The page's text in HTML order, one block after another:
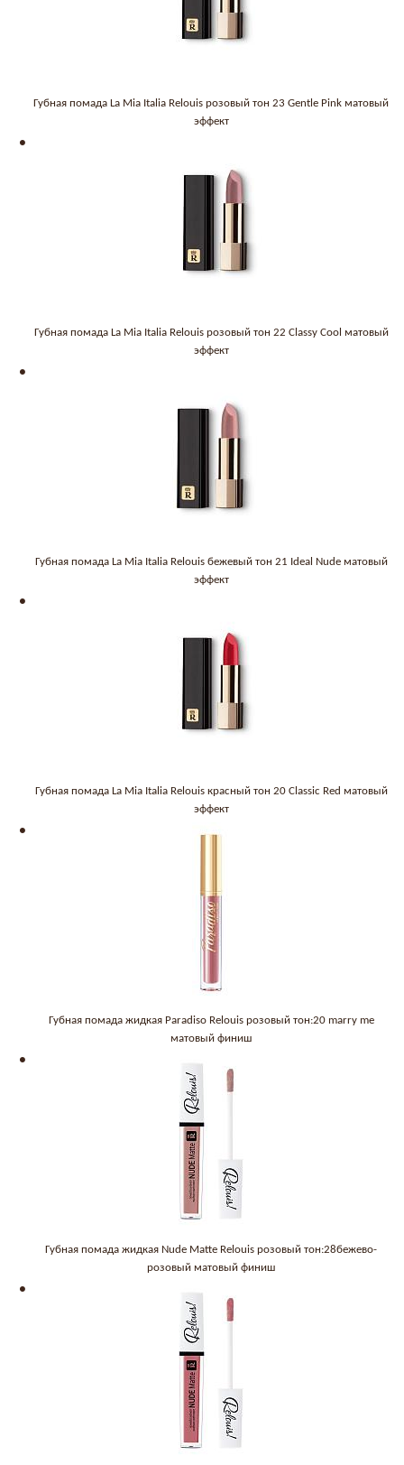
Губная помада La Mia Italia Relouis розовый тон 23 Gentle Pink матовый
эффект
Губная помада La Mia Italia Relouis розовый тон 22 Classy Cool матовый
эффект
Губная помада La Mia Italia Relouis бежевый тон 21 Ideal Nude матовый
эффект
Губная помада La Mia Italia Relouis красный тон 20 Classic Red матовый
эффект
Губная помада жидкая Paradiso Relouis розовый тон:20 marry me
матовый финиш
Губная помада жидкая Nude Matte Relouis розовый тон:28бежево-
розовый матовый финиш